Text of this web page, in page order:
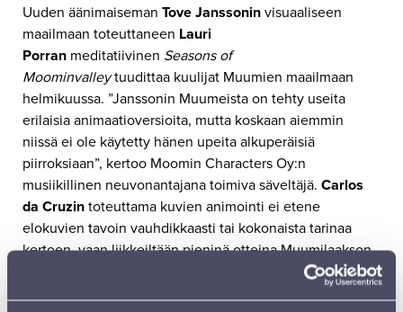
Uuden äänimaiseman Tove Janssoninvisuaaliseen
maailmaan toteuttaneen Lauri
Porran meditatiivinen Seasons of
Moominvalleytuudittaa kuulijat Muumien maailmaan
helmikuussa. ”Janssonin Muumeista on tehty useita
erilaisia animaatioversioita, mutta koskaan aiemmin
niissä ei ole käytetty hänen upeita alkuperäisiä
piirroksiaan”, kertoo Moomin Characters Oy:n
musiikillinen neuvonantajana toimiva säveltäjä. Carlos
da Cruzintoteuttama kuvien animointi ei etene
elokuvien tavoin vauhdikkaasti tai kokonaista tarinaa
kertoen, vaan liikkeiltään pieninä otteina Muumilaakson
Maaliskuussa 75-vuotiasta orkesteria ja sen 25-vuotiasta